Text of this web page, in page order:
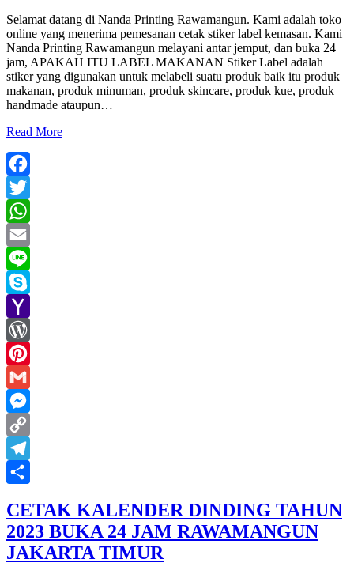
Selamat datang di Nanda Printing Rawamangun. Kami adalah toko
online yang menerima pemesanan cetak stiker label kemasan. Kami
Nanda Printing Rawamangun melayani antar jemput, dan buka 24
jam, APAKAH ITU LABEL MAKANAN Stiker Label adalah
stiker yang digunakan untuk melabeli suatu produk baik itu produk
makanan, produk minuman, produk skincare, produk kue, produk
handmade ataupun…
Read More
Facebook
Twitter
WhatsApp
Email
Line
Skype
Yahoo
Mail
WordPress
Pinterest
Gmail
Messenger
Copy
Link
Telegram
CETAK KALENDER DINDING TAHUN
2023 BUKA 24 JAM RAWAMANGUN
JAKARTA TIMUR